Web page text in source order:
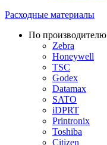
Расходные материалы
По производителю
Zebra
Honeywell
TSC
Godex
Datamax
SATO
iDPRT
Printronix
Toshiba
Citizen